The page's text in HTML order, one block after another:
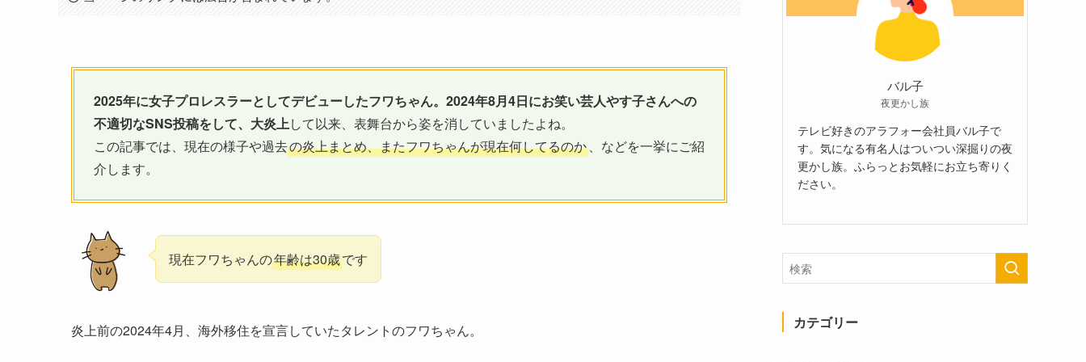
2025年に女子プロレスラーとしてデビューしたフワちゃん。2024年8月4日にお笑い芸人やす子さんへの
不適切なSNS投稿をして、大炎上して以来、表舞台から姿を消していましたよね。
この記事では、現在の様子や過去の炎上まとめ、またフワちゃんが現在何してるのか、などを一挙にご紹
介します。
現在フワちゃんの年齢は30歳です
炎上前の2024年4月、海外移住を宣言していたタレントのフワちゃん。
バル子
夜更かし族
テレビ好きのアラフォー会社員バル子で
す。気になる有名人はついつい深掘りの夜
更かし族。ふらっとお気軽にお立ち寄りく
ださい。
カテゴリー